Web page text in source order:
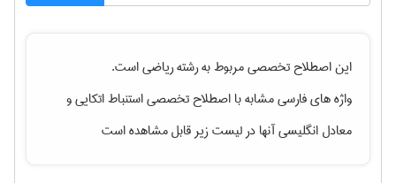
این اصطلاح تخصصی مربوط به رشتهرياضیاست.
واژه های فارسی مشابه با اصطلاح تخصصیاستنباط اتکاییو
معادل انگلیسی آنها در لیست زیر قابل مشاهده است